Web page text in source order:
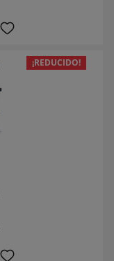
¡REDUCIDO!